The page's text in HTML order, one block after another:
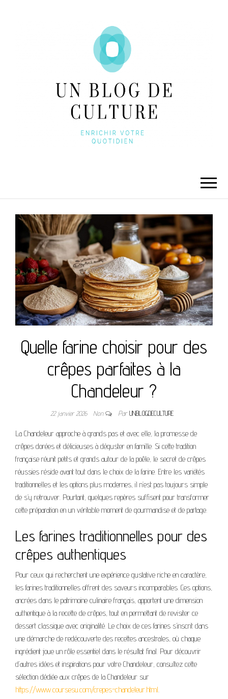
Quelle farine choisir pour des
crêpes parfaites à la
Chandeleur ?
22 janvier 2026 Non ParUNBLOGDECULTURE
La Chandeleur approche à grands pas et avec elle, la promesse de
crêpes dorées et délicieuses à déguster en famille. Si cette tradition
française réunit petits et grands autour de la poêle, le secret de crêpes
réussies réside avant tout dans le choix de la farine. Entre les variétés
traditionnelles et les options plus modernes, il n’est pas toujours simple
de s’y retrouver. Pourtant, quelques repères suffisent pour transformer
cette préparation en un véritable moment de gourmandise et de partage.
Les farines traditionnelles pour des
crêpes authentiques
Pour ceux qui recherchent une expérience gustative riche en caractère,
les farines traditionnelles offrent des saveurs incomparables. Ces options,
ancrées dans le patrimoine culinaire français, apportent une dimension
authentique à la recette de crêpes, tout en permettant de revisiter ce
dessert classique avec originalité. Le choix de ces farines s’inscrit dans
une démarche de redécouverte des recettes ancestrales, où chaque
ingrédient joue un rôle essentiel dans le résultat final. Pour découvrir
d’autres idées et inspirations pour votre Chandeleur, consultez cette
sélection dédiée aux crêpes de la Chandeleur sur
https://www.coursesu.com/crepes-chandeleur.html.